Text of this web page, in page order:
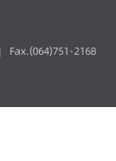
Fax.(064)751-2168